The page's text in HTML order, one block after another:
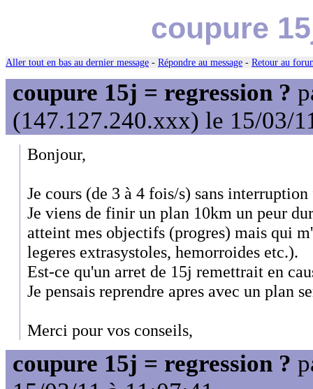
coupure
Aller tout en bas au dernier message - Répondre au message - Retour au
coupure 15j = regression ?
(147.127.240.xxx) le 15/03/
Bonjour,
Je cours (de 3 à 4 fois/s) sans
Je viens de finir un plan 10km un peur
atteint mes objectifs (progres) mais qui
legeres extrasystoles, hemorroides etc.).
Est-ce qu'un arret de 15j remettrait en
Je pensais reprendre apres avec un plan
Merci pour vos conseils,
coupure 15j = regression ?